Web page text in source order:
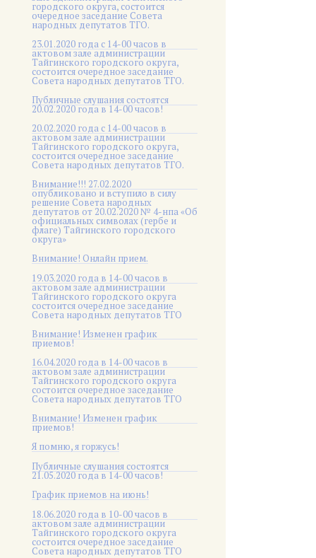
городского округа, состоится
очередное заседание Совета
народных депутатов ТГО.
23.01.2020 года с 14-00 часов в
актовом зале администрации
Тайгинского городского округа,
состоится очередное заседание
Совета народных депутатов ТГО.
Публичные слушания состоятся
20.02.2020 года в 14-00 часов!
20.02.2020 года с 14-00 часов в
актовом зале администрации
Тайгинского городского округа,
состоится очередное заседание
Совета народных депутатов ТГО.
Внимание!!! 27.02.2020
опубликовано и вступило в силу
решение Совета народных
депутатов от 20.02.2020 № 4-нпа «Об
официальных символах (гербе и
флаге) Тайгинского городского
округа»
Внимание! Онлайн прием.
19.03.2020 года в 14-00 часов в
актовом зале администрации
Тайгинского городского округа
состоится очередное заседание
Совета народных депутатов ТГО
Внимание! Изменен график
приемов!
16.04.2020 года в 14-00 часов в
актовом зале администрации
Тайгинского городского округа
состоится очередное заседание
Совета народных депутатов ТГО
Внимание! Изменен график
приемов!
Я помню, я горжусь!
Публичные слушания состоятся
21.05.2020 года в 14-00 часов!
График приемов на июнь!
18.06.2020 года в 10-00 часов в
актовом зале администрации
Тайгинского городского округа
состоится очередное заседание
Совета народных депутатов ТГО